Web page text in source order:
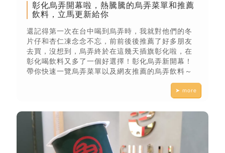
彰化烏弄開幕啦，熱騰騰的烏弄菜單和推薦
飲料，立馬更新給你
還記得第一次在台中喝到烏弄時，我就對他們的冬
片仔和杏仁凍念念不忘，前前後後推薦了好多朋友
去買，沒想到，烏弄終於在這幾天插旗彰化啦，在
彰化喝飲料又多了一個好選擇！彰化烏弄新開幕！
帶你快速一覽烏弄菜單以及網友推薦的烏弄飲料～
➤ more